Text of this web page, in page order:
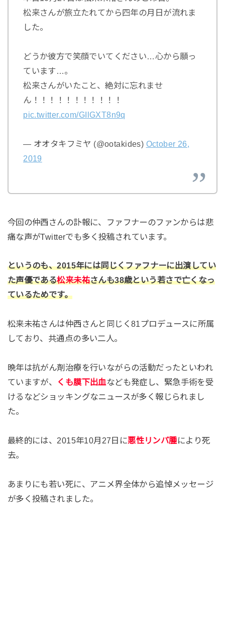
松来さんが旅立たれてから四年の月日が流れま
した。
どうか彼方で笑顔でいてください…心から願っ
ています…。
松来さんがいたこと、絶対に忘れませ
ん！！！！！！！！！！！
pic.twitter.com/GIlGXT8n9q
— オオタキフミヤ (@ootakides) October 26,
2019
今回の仲西さんの訃報に、ファフナーのファンからは悲
痛な声がTwitterでも多く投稿されています。
というのも、2015年には同じくファフナーに出演してい
た声優である松来未祐さんも38歳という若さで亡くなっ
ているためです。
松来未祐さんは仲西さんと同じく81プロデュースに所属
しており、共通点の多い二人。
晩年は抗がん剤治療を行いながらの活動だったといわれ
ていますが、
くも膜下出血なども発症し、緊急手術を受
けるなどショッキングなニュースが多く報じられまし
た。
最終的には、2015年10月27日に悪性リンパ腫により死
去。
あまりにも若い死に、アニメ界全体から追悼メッセージ
が多く投稿されました。